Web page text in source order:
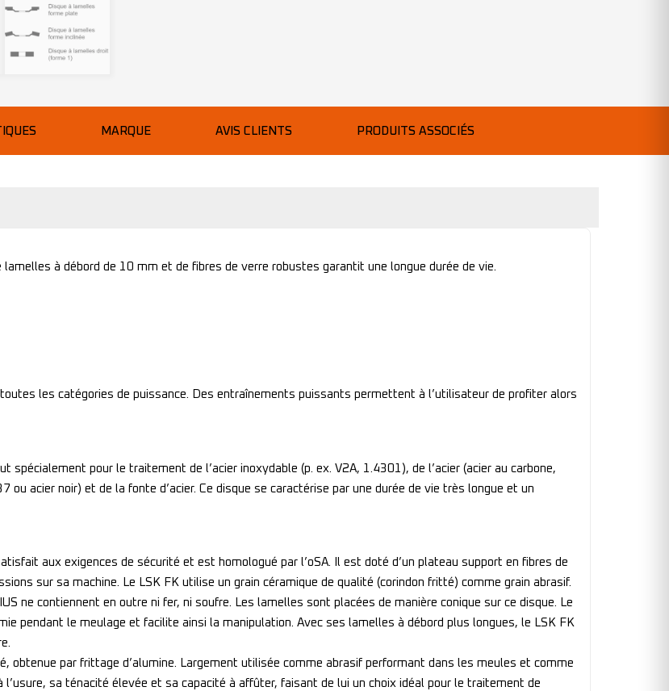
MARQUE AVIS CLIENTS PRODUITS ASSOCIÉS
à débord de 10 mm et de fibres de verre robustes garantit une longue durée de vie.
les catégories de puissance. Des entraînements puissants permettent à l’utilisateur de profiter alors
spécialement pour le traitement de l’acier inoxydable (p. ex. V2A, 1.4301), de l’acier (acier au carbone,
acier noir) et de la fonte d’acier. Ce disque se caractérise par une durée de vie très longue et un
aux exigences de sécurité et est homologué par l’oSA. Il est doté d’un plateau support en fibres de
sur sa machine. Le LSK FK utilise un grain céramique de qualité (corindon fritté) comme grain abrasif.
ne contiennent en outre ni fer, ni soufre. Les lamelles sont placées de manière conique sur ce disque. Le
pendant le meulage et facilite ainsi la manipulation. Avec ses lamelles à débord plus longues, le LSK FK
obtenue par frittage d’alumine. Largement utilisée comme abrasif performant dans les meules et comme
sa ténacité élevée et sa capacité à affûter, faisant de lui un choix idéal pour le traitement de